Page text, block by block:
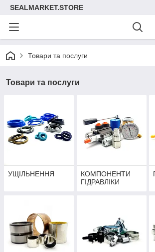
SEALMARKET.STORE
Товари та послуги
Товари та послуги
УЩІЛЬНЕННЯ
КОМПОНЕНТИ
ГІДРАВЛІКИ